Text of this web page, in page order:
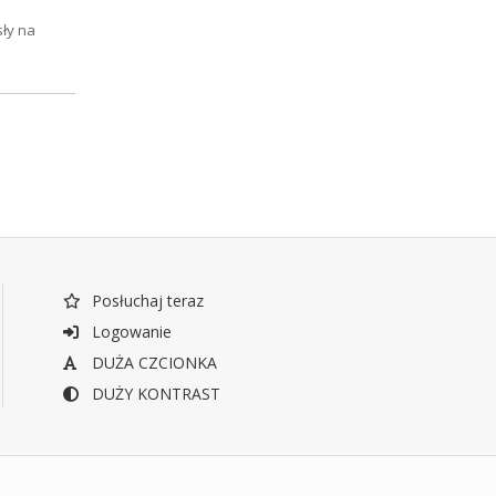
na
Posłuchaj teraz
Logowanie
DUŻA CZCIONKA
DUŻY KONTRAST